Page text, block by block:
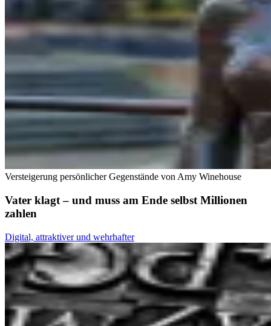
Versteigerung persönlicher Gegenstände von Amy Winehouse
Vater klagt – und muss am Ende selbst Millionen
zahlen
Digital, attraktiver und wehrhafter